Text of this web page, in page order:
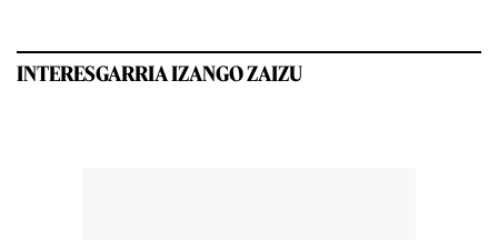
INTERESGARRIA IZANGO ZAIZU